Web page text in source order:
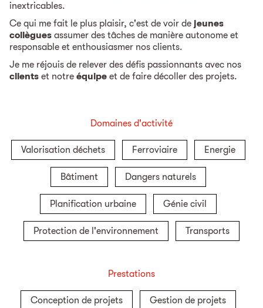
inextricables.
Ce qui me fait le plus plaisir, c'est de voir de jeunes
collègues assumer des tâches de manière autonome et
responsable et enthousiasmer nos clients.
Je me réjouis de relever des défis passionnants avec nos
clients et notre équipe et de faire décoller des projets.
Domaines d'activité
Valorisation déchets Ferroviaire Energie
Bâtiment Dangers naturels
Planification urbaine Génie civil
Protection de l'environnement Transports
Prestations
Conception de projets Gestion de projets